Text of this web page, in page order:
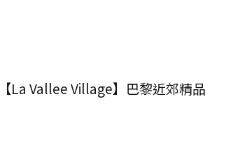
La Vallee Village】巴黎近郊精品